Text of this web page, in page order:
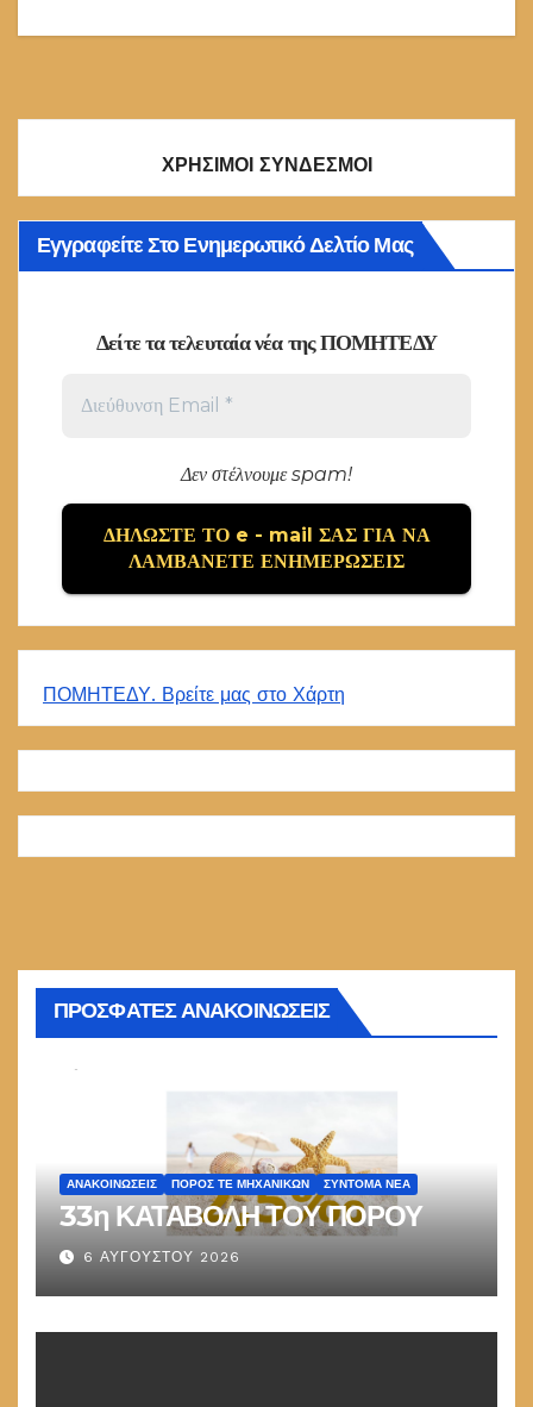
ΧΡΗΣΙΜΟΙ ΣΥΝΔΕΣΜΟΙ
Εγγραφείτε Στο Ενημερωτικό Δελτίο Μας
Δείτε τα τελευταία νέα της ΠΟΜΗΤΕΔΥ
Δεν στέλνουμε spam!
ΠΟΜΗΤΕΔΥ. Βρείτε μας στο Χάρτη
ΠΡΟΣΦΑΤΕΣ ΑΝΑΚΟΙΝΩΣΕΙΣ
ΑΝΑΚΟΙΝΏΣΕΙΣ ΠΌΡΟΣ ΤΕ ΜΗΧΑΝΙΚΏΝ ΣΎΝΤΟΜΑ ΝΈΑ
33η ΚΑΤΑΒΟΛΗ ΤΟΥ ΠΟΡΟΥ
6 ΑΥΓΟΎΣΤΟΥ 2026